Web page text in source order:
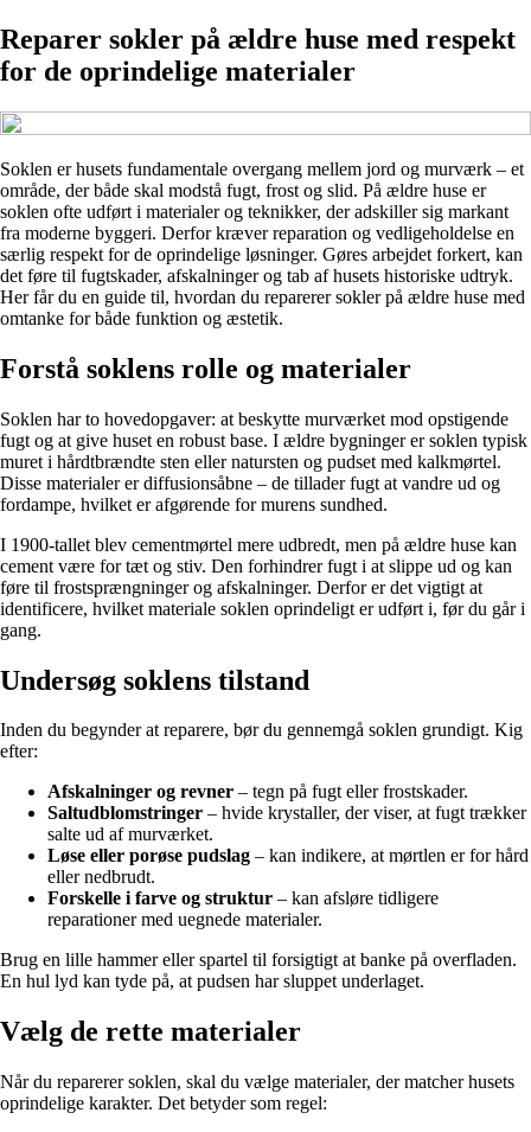
Reparer sokler på ældre huse med respekt
for de oprindelige materialer
Soklen er husets fundamentale overgang mellem jord og murværk – et
område, der både skal modstå fugt, frost og slid. På ældre huse er
soklen ofte udført i materialer og teknikker, der adskiller sig markant
fra moderne byggeri. Derfor kræver reparation og vedligeholdelse en
særlig respekt for de oprindelige løsninger. Gøres arbejdet forkert, kan
det føre til fugtskader, afskalninger og tab af husets historiske udtryk.
Her får du en guide til, hvordan du reparerer sokler på ældre huse med
omtanke for både funktion og æstetik.
Forstå soklens rolle og materialer
Soklen har to hovedopgaver: at beskytte murværket mod opstigende
fugt og at give huset en robust base. I ældre bygninger er soklen typisk
muret i hårdtbrændte sten eller natursten og pudset med kalkmørtel.
Disse materialer er diffusionsåbne – de tillader fugt at vandre ud og
fordampe, hvilket er afgørende for murens sundhed.
I 1900-tallet blev cementmørtel mere udbredt, men på ældre huse kan
cement være for tæt og stiv. Den forhindrer fugt i at slippe ud og kan
føre til frostsprængninger og afskalninger. Derfor er det vigtigt at
identificere, hvilket materiale soklen oprindeligt er udført i, før du går i
gang.
Undersøg soklens tilstand
Inden du begynder at reparere, bør du gennemgå soklen grundigt. Kig
efter:
Afskalninger og revner – tegn på fugt eller frostskader.
Saltudblomstringer – hvide krystaller, der viser, at fugt trækker
salte ud af murværket.
Løse eller porøse pudslag – kan indikere, at mørtlen er for hård
eller nedbrudt.
Forskelle i farve og struktur – kan afsløre tidligere
reparationer med uegnede materialer.
Brug en lille hammer eller spartel til forsigtigt at banke på overfladen.
En hul lyd kan tyde på, at pudsen har sluppet underlaget.
Vælg de rette materialer
Når du reparerer soklen, skal du vælge materialer, der matcher husets
oprindelige karakter. Det betyder som regel: